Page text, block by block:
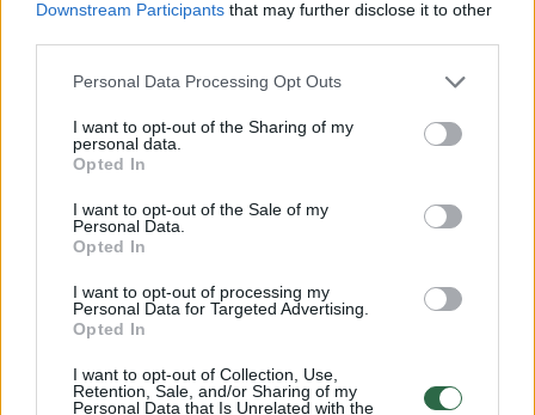
Downstream Participants that may further disclose it to other
Personal Data Processing Opt Outs
I want to opt-out of the Sharing of my
personal data.
Opted In
I want to opt-out of the Sale of my
Personal Data.
Opted In
I want to opt-out of processing my
Personal Data for Targeted Advertising.
Opted In
I want to opt-out of Collection, Use,
Retention, Sale, and/or Sharing of my
Personal Data that Is Unrelated with the
cholesterolio kiekį, pirmiausia atidžiai
Atkreipkite dėmesį į tai, kiek paprastųjų
angliavandenių suvartojate – perteklinis jų
kiekis gali pristabdyti mūsų siekiamus
rezultatus.
Taip pat svarbu pasižiūrėti, kiek sočiųjų ir
polinesočiųjų riebalų vartojate – noriu
atkreipti dėmesį, kad ne visi riebalai yra blogi.